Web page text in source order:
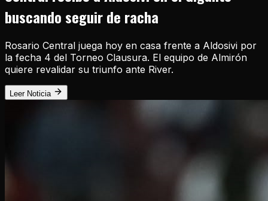
buscando seguir de racha
Rosario Central juega hoy en casa frente a Aldosivi por
la fecha 4 del Torneo Clausura. El equipo de Almirón
quiere revalidar su triunfo ante River.
Leer Noticia